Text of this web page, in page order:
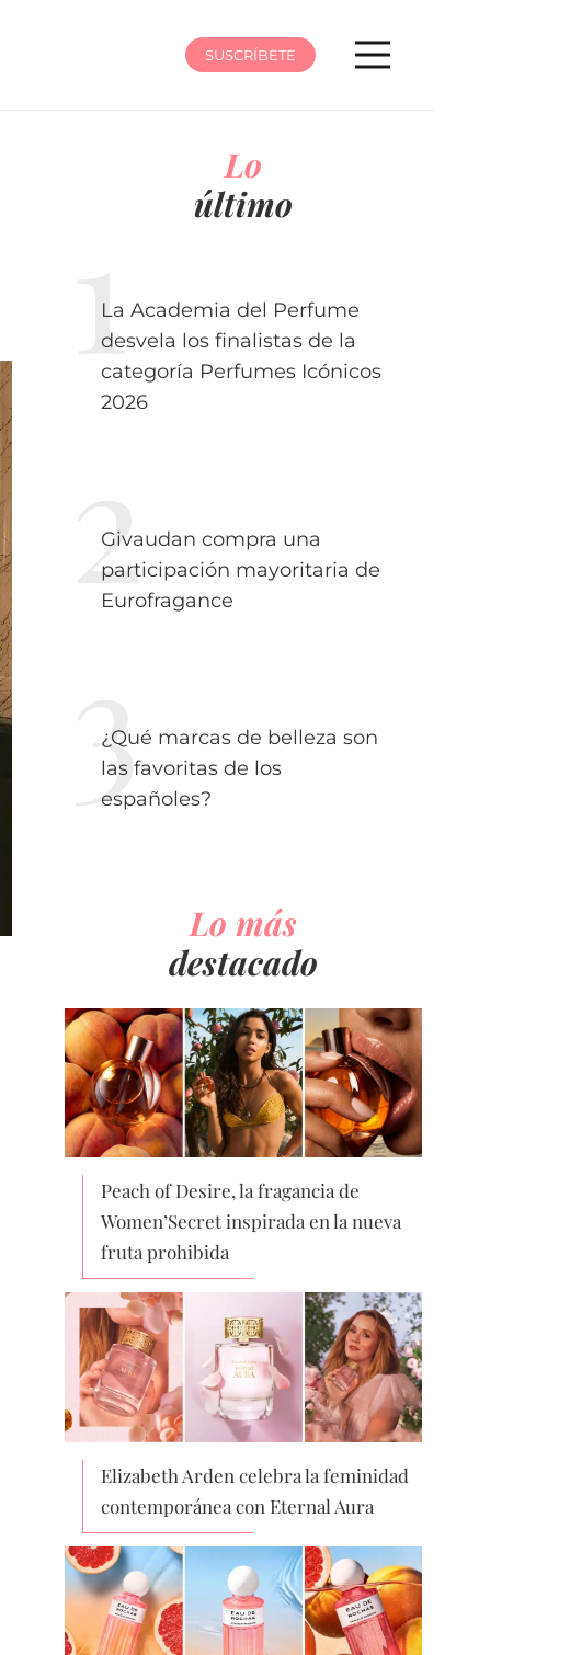
SUSCRÍBETE
Lo
último
La Academia del Perfume
desvela los finalistas de la
categoría Perfumes Icónicos
2026
Givaudan compra una
participación mayoritaria de
Eurofragance
¿Qué marcas de belleza son
las favoritas de los
españoles?
Lo más
destacado
Peach of Desire, la fragancia de
Women’Secret inspirada en la nueva
fruta prohibida
Elizabeth Arden celebra la feminidad
contemporánea con Eternal Aura